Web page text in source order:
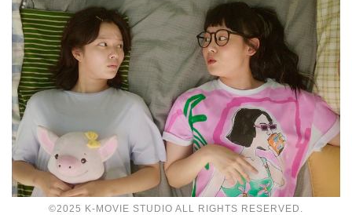
©2025 K-MOVIE STUDIO ALL RIGHTS RESERVED.